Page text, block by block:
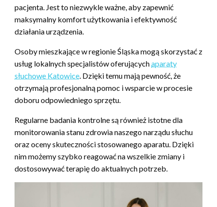
pacjenta. Jest to niezwykle ważne, aby zapewnić
maksymalny komfort użytkowania i efektywność
działania urządzenia.
Osoby mieszkające w regionie Śląska mogą skorzystać z
usług lokalnych specjalistów oferującychaparaty
słuchowe Katowice . Dzięki temu mają pewność, że
otrzymają profesjonalną pomoc i wsparcie w procesie
doboru odpowiedniego sprzętu.
Regularne badania kontrolne są również istotne dla
monitorowania stanu zdrowia naszego narządu słuchu
oraz oceny skuteczności stosowanego aparatu. Dzięki
nim możemy szybko reagować na wszelkie zmiany i
dostosowywać terapię do aktualnych potrzeb.